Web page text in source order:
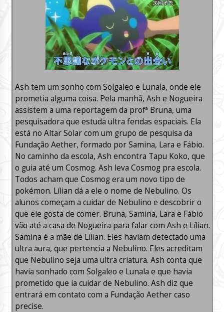
Ash tem um sonho com Solgaleo e Lunala, onde ele
prometia alguma coisa. Pela manhã, Ash e Nogueira
assistem a uma reportagem da profª Bruna, uma
pesquisadora que estuda ultra fendas espaciais. Ela
está no Altar Solar com um grupo de pesquisa da
Fundação Aether, formado por Samina, Lara e Fábio.
No caminho da escola, Ash encontra Tapu Koko, que
o guia até um Cosmog. Ash leva Cosmog pra escola.
Todos acham que Cosmog era um novo tipo de
pokémon. Lílian dá a ele o nome de Nebulino. Os
alunos começam a cuidar de Nebulino e descobrir o
que ele gosta de comer. Bruna, Samina, Lara e Fábio
vão até a casa de Nogueira para falar com Ash e Lílian.
Samina é a mãe de Lílian. Eles haviam detectado uma
ultra aura, que pertencia a Nebulino. Eles acreditam
que Nebulino seja uma ultra criatura. Ash conta que
havia sonhado com Solgaleo e Lunala e que havia
prometido que ia cuidar de Nebulino. Ash diz que
entrará em contato com a Fundação Aether caso
precise.